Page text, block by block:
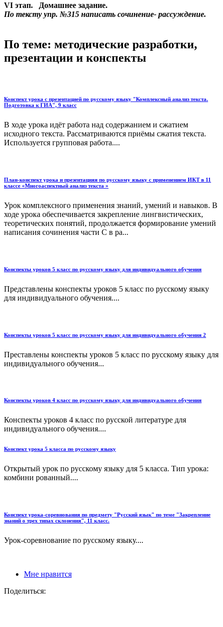
VI этап. Домашнее задание.
По тексту упр. №315 написать сочинение- рассуждение.
По теме: методические разработки,
презентации и конспекты
Конспект урока с презентацией по русскому языку "Комплексный анализ текста.
Подготовка к ГИА", 9 класс
В ходе урока идёт работа над содержанием и сжатием
исходного текста. Рассматриваются приёмы сжатия текста.
Используется групповая работа....
План-конспект урока и презентацияя по русскому языку с применением ИКТ в 11
классе «Многоаспектный анализ текста »
Урок комплексного применения знаний, умений и навыков. В
ходе урока обеспечивается закрепление лингвистических,
теоретических понятий, продолжается формирование умений
написания сочинения части С в ра...
Конспекты уроков 5 класс по русскому языку для индивидуального обучения
Представлены конспекты уроков 5 класс по русскому языку
для индивидуального обучения....
Конспекты уроков 5 класс по русскому языку для индивидуального обучения 2
Преставлены конспекты уроков 5 класс по русскому языку для
индивидуального обучения...
Конспекты уроков 4 класс по русскому языку для индивидуального обучения
Конспекты уроков 4 класс по русской литературе для
индивидуального обучения....
Конспект урока 5 класса по русскому языку
Открытый урок по русскому языку для 5 класса. Тип урока:
комбини рованный....
Конспект урока-соревнования по предмету "Русский язык" по теме "Закрепление
знаний о трех типах склонения", 11 класс.
Урок-соревнование по русскому языку....
Мне нравится
Поделиться: